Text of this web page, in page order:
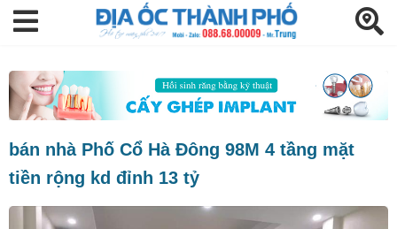
bán nhà Phố Cổ Hà Đông 98M 4 tầng mặt
tiền rộng kd đỉnh 13 tỷ